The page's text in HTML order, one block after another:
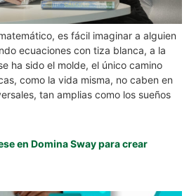
es fácil imaginar a alguien
ecuaciones con tiza blanca, a la
ha sido el molde, el único camino
como la vida misma, no caben en
tan amplias como los sueños
en Domina Sway para crear